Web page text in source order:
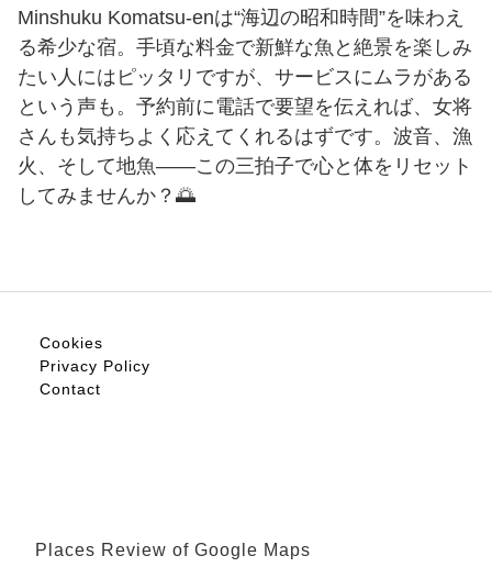
Minshuku Komatsu-enは“海辺の昭和時間”を味わえ
る希少な宿。手頃な料金で新鮮な魚と絶景を楽しみ
たい人にはピッタリですが、サービスにムラがある
という声も。予約前に電話で要望を伝えれば、女将
さんも気持ちよく応えてくれるはずです。波音、漁
火、そして地魚——この三拍子で心と体をリセット
してみませんか？🌅
Cookies
Privacy Policy
Contact
Places Review of Google Maps